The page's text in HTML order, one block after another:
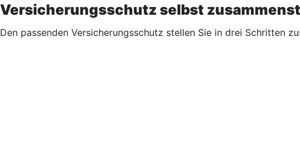
Versicherungsschutz selbst
Den passenden Versicherungsschutz stellen Sie in drei Schritten